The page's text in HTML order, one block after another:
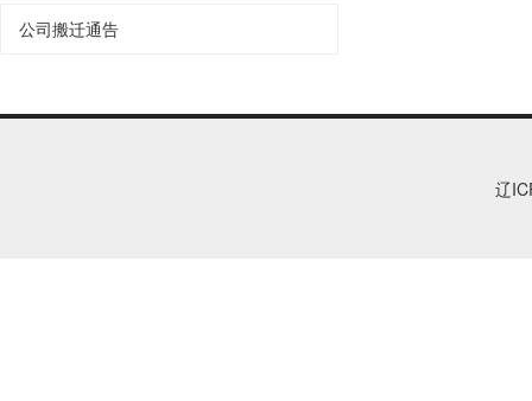
公司搬迁通告
辽